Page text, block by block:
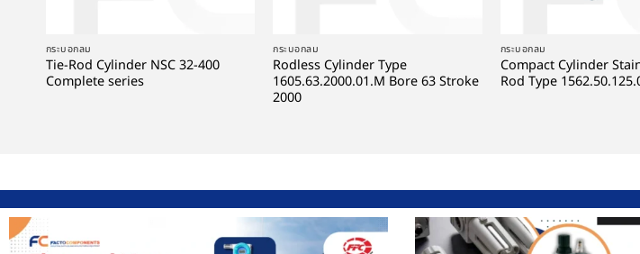
กระบอกลม
Tie-Rod Cylinder NSC 32-400
Complete series
กระบอกลม
Rodless Cylinder Type
1605.63.2000.01.M Bore 63 Stroke
2000
กระบอกลม
Compact Cylinder
Rod Type